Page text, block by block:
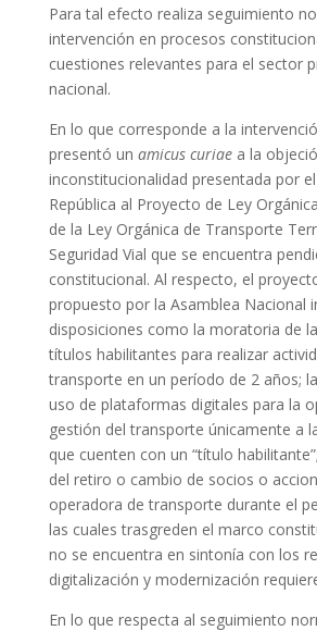
Para tal efecto realiza seguimiento
intervención en procesos
cuestiones relevantes para el sector
nacional.
En lo que corresponde a la
presentó un amicus curiaea la
inconstitucionalidad presentada por
República al Proyecto de Ley
de la Ley Orgánica de Transporte
Seguridad Vial que se encuentra
constitucional. Al respecto, el
propuesto por la Asamblea Nacional
disposiciones como la moratoria de
títulos habilitantes para realizar
transporte en un período de 2 años;
uso de plataformas digitales para la
gestión del transporte únicamente a
que cuenten con un “título
del retiro o cambio de socios o
operadora de transporte durante el
las cuales trasgreden el marco
no se encuentra en sintonía con los
digitalización y modernización
En lo que respecta al seguimiento